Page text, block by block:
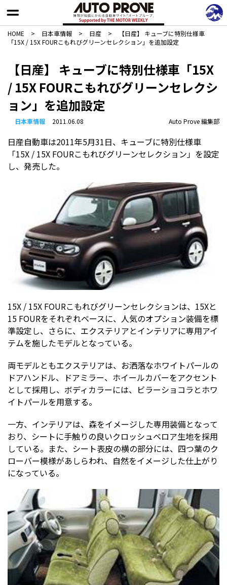
HOME > 日本車情報​ > 日産 >
【日産】 キューブに特別仕様車
「15X / 15X FOURこもれびグリーンセレクション」を追加設定
【日産】 キューブに特別仕様車「15X
/ 15X FOURこもれびグリーンセレクシ
ョン」を追加設定
日本車情報​ 2011.06.08 Auto Prove 編集部
日産自動車は2011年5月31日、キューブに特別仕様車
「15X / 15X FOURこもれびグリーンセレクション」を設定
し、発売した。
15X / 15X FOURこもれびグリーンセレクションは、15Xと
15 FOURをそれぞれベースに、人気のオプション装備を標
準設定し、さらに、エクステリアとインテリアに専用アイ
テムを施したモデルとなっている。
両モデルともエクステリアは、お洒落なホワイトパールの
ドアハンドル、ドアミラー、ホイールカバーをアクセント
として採用し、ボディカラーには、ビラーショコラとホワ
イトパールを用意する。
一方、インテリアは、森をイメージした専用装備となって
おり、シートに手触りの良いクロッシュベロア生地を採用
している。また、シート表皮の横の部分には、四つ葉のク
ローバー模様があしらわれ、自然をイメージした仕上がり
になっている。